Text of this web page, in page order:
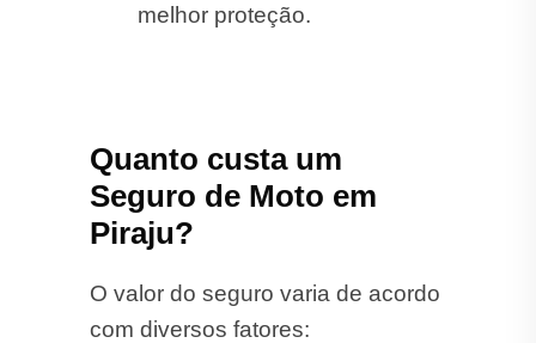
melhor proteção.
Quanto custa um
Seguro de Moto em
Piraju?
O valor do seguro varia de acordo
com diversos fatores: